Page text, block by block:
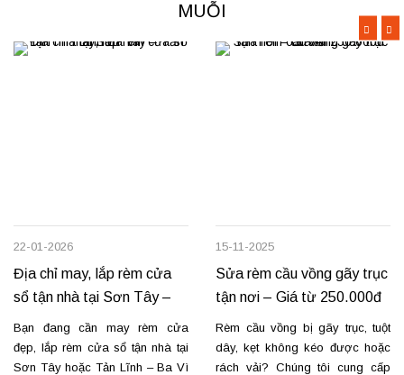
MUỖI
22-01-2026
Địa chỉ may, lắp rèm cửa
sổ tận nhà tại Sơn Tây –
Tản Lĩnh Ba Vì
Bạn đang cần may rèm cửa
đẹp, lắp rèm cửa sổ tận nhà tại
Sơn Tây hoặc Tản Lĩnh – Ba Vì
15-11-2025
Sửa rèm cầu vồng gãy trục
tận nơi – Giá từ 250.000đ
có VAT
Rèm cầu vồng bị gãy trục, tuột
dây, kẹt không kéo được hoặc
rách vải? Chúng tôi cung cấp